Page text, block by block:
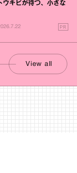
ウキビが待つ、小さな
PR
View all